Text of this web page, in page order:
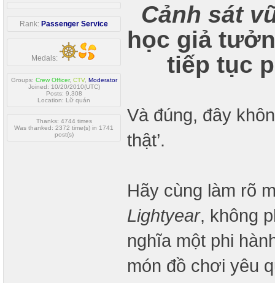
Rank: Passenger Service
Medals:
Groups: Crew Officer, CTV, Moderator
Joined: 10/20/2010(UTC)
Posts: 9,308
Location: Lữ quán
Thanks: 4744 times
Was thanked: 2372 time(s) in 1741
post(s)
Cảnh sát
học giả
tiếp tục
Và đúng, đây
thật’.
Hãy cùng làm rõ
Lightyear, không
nghĩa một phi
món đồ chơi yêu